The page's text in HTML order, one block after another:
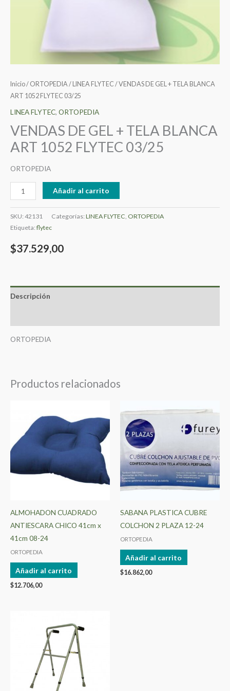
Inicio/ ORTOPEDIA/ LINEA FLYTEC / VENDAS DE GEL + TELA BLANCA
ART 1052 FLYTEC 03/25
LINEA FLYTEC, ORTOPEDIA
VENDAS DE GEL + TELA BLANCA
ART 1052 FLYTEC 03/25
ORTOPEDIA
Añadir al carrito
SKU: 42131 Categorías: LINEA FLYTEC ORTOPEDIA
Etiqueta: flytec
$37.529,00
Descripción
ORTOPEDIA
Productos relacionados
ALMOHADON CUADRADO
ANTIESCARA CHICO 41cm x
41cm 08-24
ORTOPEDIA
Añadir al carrito
$12.706,00
SABANA PLASTICA CUBRE
COLCHON 2 PLAZA 12-24
ORTOPEDIA
Añadir al carrito
$16.862,00